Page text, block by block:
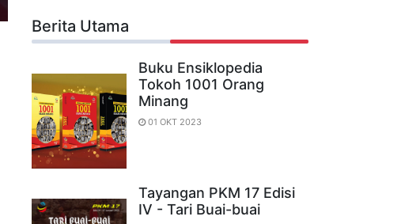
Berita Utama
Buku Ensiklopedia
Tokoh 1001 Orang
Minang
01 OKT 2023
Tayangan PKM 17 Edisi
IV - Tari Buai-buai